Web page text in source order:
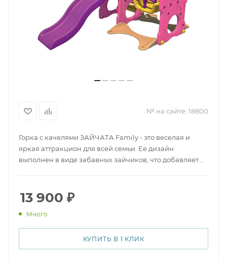
№ на сайте: 18800
Горка с качелями ЗАЙЧАТА Family - это веселая и
яркая аттракцион для всей семьи. Ее дизайн
выполнен в виде забавных зайчиков, что добавляет
спускает пассажиров с определенной скоростью,
ощущения от которой просто незабываемы. Новый
уровень экстремальных ощущений - здесь каждый
найдет свое удовольствие, независимо от возраста.
13 900 ₽
Много
КУПИТЬ В 1 КЛИК